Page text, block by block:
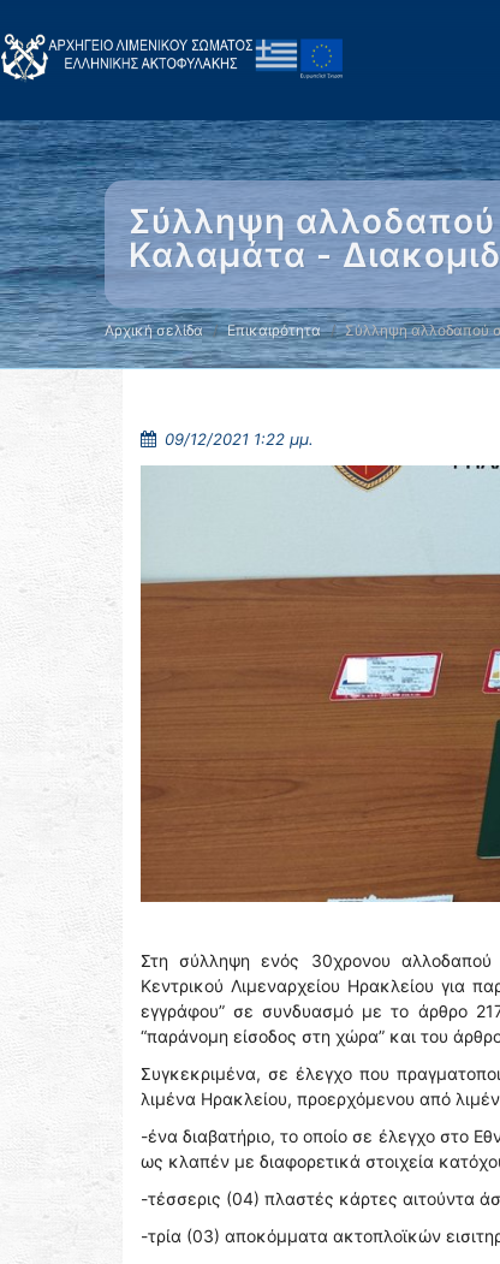
Σύλληψη αλλοδαπού
Καλαμάτα -
Αρχική σελίδα Επικαιρότητα Σύλληψη αλλοδαπού
09/12/2021 1:22 μμ.
Στη σύλληψη ενός 30χρονου
Κεντρικού Λιμεναρχείου Ηρακλείου για
εγγράφου” σε συνδυασμό με το άρθρο
“παράνομη είσοδος στη χώρα” και του
Συγκεκριμένα, σε έλεγχο που
λιμένα Ηρακλείου, προερχόμενου από
-ένα διαβατήριο, το οποίο σε έλεγχο στο
ως κλαπέν με διαφορετικά στοιχεία
-τέσσερις (04) πλαστές κάρτες αιτούντα
-τρία (03) αποκόμματα ακτοπλοϊκών